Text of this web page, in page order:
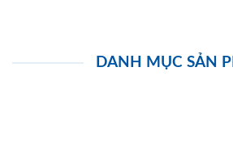
DANH MỤC SẢN